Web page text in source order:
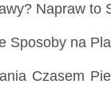
Napraw to
Sposoby na
Czasem